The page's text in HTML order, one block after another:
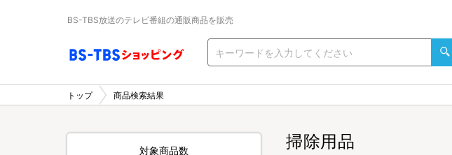
BS-TBS放送のテレビ番組の通販商品を販売
トップ 商品検索結果
掃除用品
対象商品数